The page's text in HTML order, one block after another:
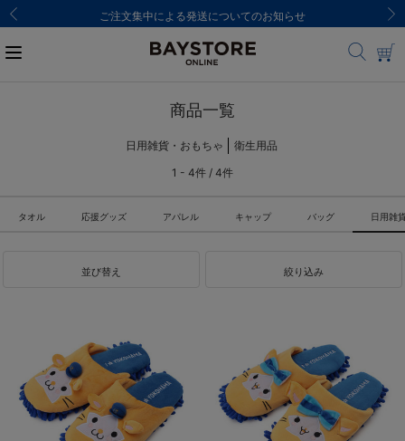
ご注文集中による発送についてのお知らせ
商品一覧
日用雑貨・おもちゃ
衛生用品
1 - 4件 / 4件
タオル 応援グッズ アパレル キャップ バッグ 日用雑
並び替え 絞り込み